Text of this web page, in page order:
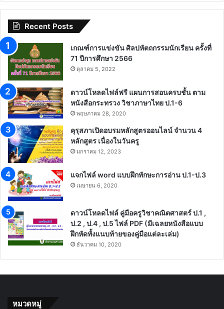
Recent Posts
เกณฑ์การแข่งขัน ศิลปหัตถกรรมนักเรียน ครั้งที่
71 ปีการศึกษา 2566
ตุลาคม 5, 2022
ดาวน์โหลดไฟล์ฟรี แผนการสอนครบชั้น ตาม
หนังสือกระทรวง วิชาภาษาไทย ป.1-6
พฤษภาคม 28, 2020
คุรุสภาเปิดอบรมหลักสูตรออนไลน์ จำนวน 4
หลักสูตร เนื่องในวันครู
มกราคม 12, 2023
แจกไฟล์ word แบบฝึกทักษะการอ่าน ป.1-ป.3
เมษายน 6, 2020
ดาวน์โหลดไฟล์ คู่มือครูวิชาคณิตศาสตร์ ป.1 ,
ป.2 , ป.4 , ป.5 ไฟล์ PDF (มีเฉลยหนังสือแบบ
ฝึกหัดทั้งแนบท้ายของคู่มือแต่ละเล่ม)
ธันวาคม 10, 2020
หมวดหมู่